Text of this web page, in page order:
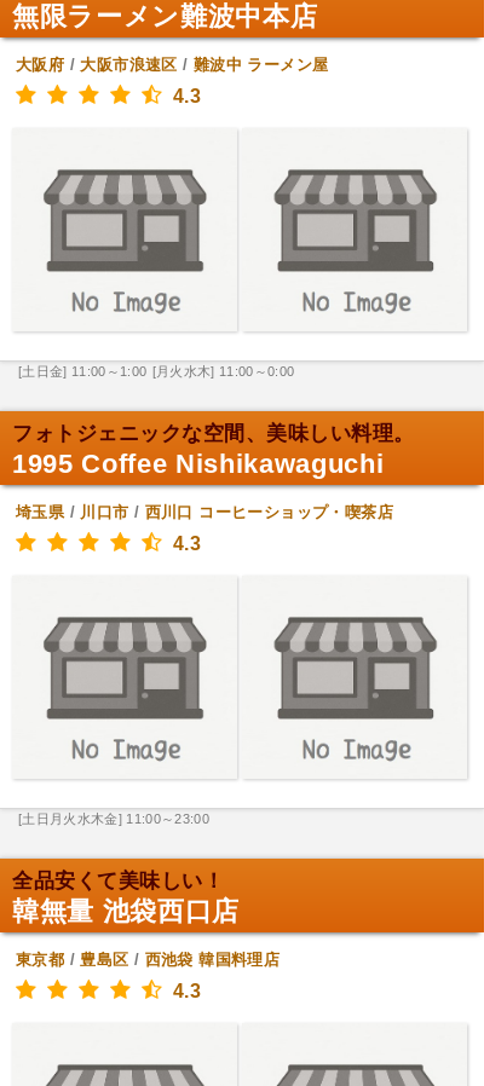
無限ラーメン難波中本店
大阪府 /大阪市浪速区 / 難波中 ラーメン屋
4.3
[土日金] 11:00～1:00 [月火水木] 11:00～0:00
フォトジェニックな空間、美味しい料理。
1995 Coffee Nishikawaguchi
埼玉県/ 川口市 / 西川口 コーヒーショップ・喫茶店
4.3
[土日月火水木金] 11:00～23:00
全品安くて美味しい！
韓無量 池袋西口店
東京都 /豊島区 / 西池袋 韓国料理店
4.3